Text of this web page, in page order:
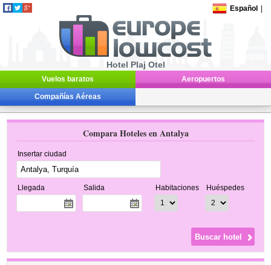
Español
Hotel Plaj Otel
Vuelos baratos Aeropuertos
Compañías Aéreas
Compara Hoteles en Antalya
Insertar ciudad
Llegada Salida Habitaciones Huéspedes